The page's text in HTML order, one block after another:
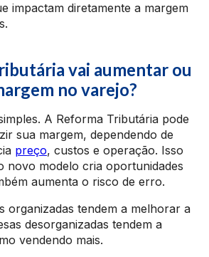
impactam diretamente a margem
vai aumentar ou
no varejo?
A Reforma Tributária pode
sua margem, dependendo de
preço, custos e operação. Isso
novo modelo cria oportunidades
aumenta o risco de erro.
organizadas tendem a melhorar a
desorganizadas tendem a
vendendo mais.